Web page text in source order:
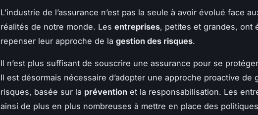
L’industrie de l’assurance n’est pas la seule à avoir évolué face
réalités de notre monde. Les entreprises, petites et grandes, ont
repenser leur approche de la gestion des risques.
Il n’est plus suffisant de souscrire une assurance pour se
Il est désormais nécessaire d’adopter une approche proactive de
risques, basée sur la prévention et la responsabilisation. Les
ainsi de plus en plus nombreuses à mettre en place des